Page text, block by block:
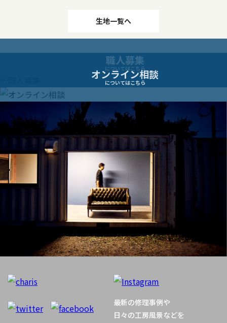
稿
ビ
ゲ
ー
シ
ン
生地一覧へ
職人募集
についてはこちら
オンライン相談
についてはこちら
最新の修理事例や
日々の工房風景などを